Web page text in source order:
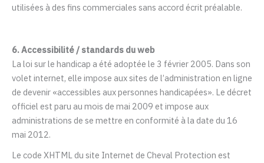
utilisées à des fins commerciales sans accord écrit préalable.
6. Accessibilité / standards du web
La loi sur le handicap a été adoptée le 3 février 2005. Dans son
volet internet, elle impose aux sites de l’administration en ligne
de devenir «accessibles aux personnes handicapées». Le décret
officiel est paru au mois de mai 2009 et impose aux
administrations de se mettre en conformité à la date du 16
mai 2012.
Le code XHTML du site Internet de Cheval Protection est